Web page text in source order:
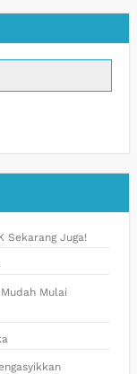
Sekarang Juga!
Mulai